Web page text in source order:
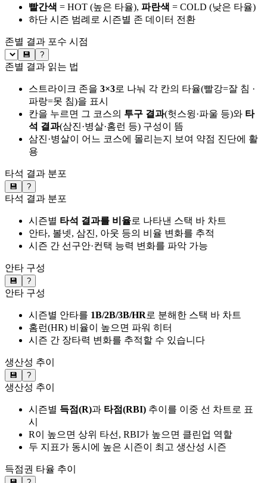
빨간색 = HOT (높은 타율), 파란색 = COLD (낮은 타율)
하단 시즌 범례로 시즌별 존 데이터 전환
존별 결과 포수 시점
💾 ?
존별 결과 읽는 법
스트라이크 존을 3×3로 나눠 각 칸의 타율(빨강=잘 침 ·
파랑=못 침)을 표시
칸을 누르면 그 코스의 투구 결과(헛스윙·파울 등)와 타
석 결과(삼진·병살·홈런 등) 구성이 뜸
삼진·병살이 어느 코스에 몰리는지 보여 약점 진단에 활
용
타석 결과 분포
💾 ?
타석 결과 분포
시즌별 타석 결과를 비율로 나타낸 스택 바 차트
안타, 볼넷, 삼진, 아웃 등의 비율 변화를 추적
시즌 간 선구안·컨택 능력 변화를 파악 가능
안타 구성
💾 ?
안타 구성
시즌별 안타를 1B/2B/3B/HR로 분해한 스택 바 차트
홈런(HR) 비율이 높으면 파워 히터
시즌 간 장타력 변화를 추적할 수 있습니다
생산성 추이
💾 ?
생산성 추이
시즌별 득점(R)과 타점(RBI) 추이를 이중 선 차트로 표
시
R이 높으면 상위 타선, RBI가 높으면 클린업 역할
두 지표가 동시에 높은 시즌이 최고 생산성 시즌
득점권 타율 추이